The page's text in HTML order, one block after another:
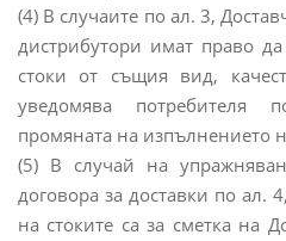
(4) В случаите по ал. 3,
дистрибутори имат право
стоки от същия вид,
уведомява потребителя
промяната на изпълнението
(5) В случай на
договора за доставки по ал.
на стоките са за сметка на